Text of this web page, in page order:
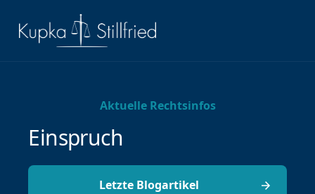
Aktuelle Rechtsinfos
Einspruch
Letzte Blogartikel